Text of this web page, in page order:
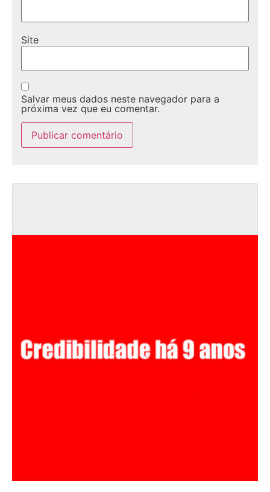
Site
Salvar meus dados neste navegador para a
próxima vez que eu comentar.